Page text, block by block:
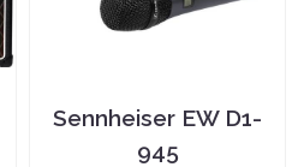
Sennheiser EW D1-
945